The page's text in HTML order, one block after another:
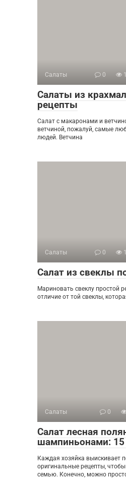
Салаты 0
Салаты из
рецепты
Салат с макаронами и
ветчиной, пожалуй, самые
людей. Ветчина
Салаты 0
Салат из свеклы
Мариновать свеклу простой
отличие от той свеклы,
Салаты 0
Салат лесная
шампиньонами: 15
Каждая хозяйка выискивает
оригинальные рецепты,
семью. Конечно, можно